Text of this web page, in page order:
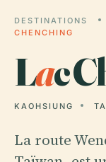
DESTINATIONS
CHENCHING
Lac
KAOHSIUNG
La route